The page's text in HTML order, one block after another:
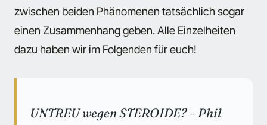
zwischen beiden Phänomenen tatsächlich sogar
einen Zusammenhang geben. Alle Einzelheiten
dazu haben wir im Folgenden für euch!
UNTREU wegen STEROIDE? – Phil